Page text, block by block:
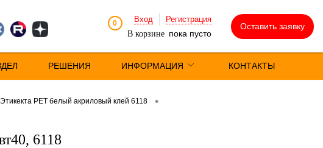
0 Вход
Регистрация
В корзине пока пусто
Оставить заявку
РЕШЕНИЯ ИНФОРМАЦИЯ КОНТАКТЫ
Этикекта PET белый акриловый клей 6118 •
6118